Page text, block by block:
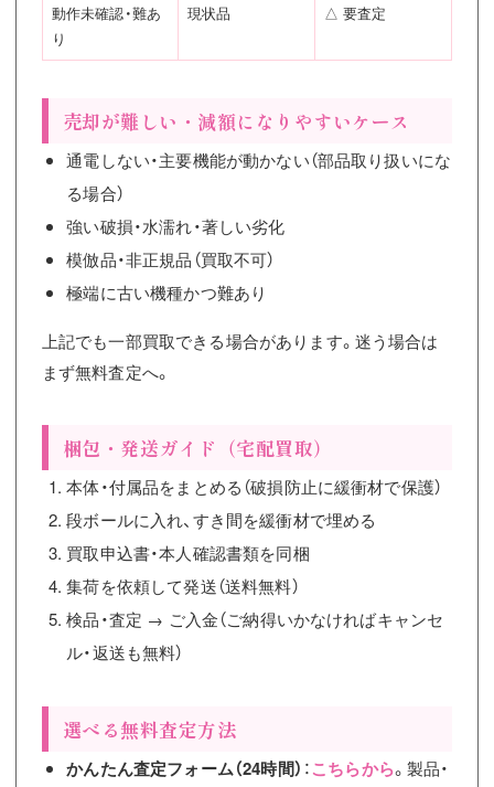
動作未確認・難あ
り
現状品 △ 要査定
売却が難しい・減額になりやすいケース
通電しない・主要機能が動かない（部品取り扱いにな
る場合）
強い破損・水濡れ・著しい劣化
模倣品・非正規品（買取不可）
極端に古い機種かつ難あり
上記でも一部買取できる場合があります。迷う場合は
まず無料査定へ。
梱包・発送ガイド（宅配買取）
本体・付属品をまとめる（破損防止に緩衝材で保護）
段ボールに入れ、すき間を緩衝材で埋める
買取申込書・本人確認書類を同梱
集荷を依頼して発送（送料無料）
検品・査定 → ご入金（ご納得いかなければキャンセ
ル・返送も無料）
選べる無料査定方法
かんたん査定フォーム（24時間） ：こちらから。製品・